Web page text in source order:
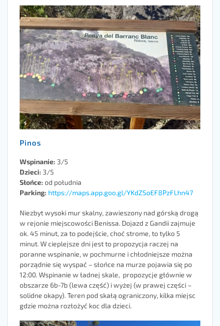
Pinos
Wspinanie: 3/5
Dzieci: 3/5
Słońce: od południa
Parking: https://maps.app.goo.gl/YKdZSoEF8PzFLhn47
Niezbyt wysoki mur skalny, zawieszony nad górską drogą
w rejonie miejscowości Benissa. Dojazd z Gandii zajmuje
ok. 45 minut, za to podejście, choć strome, to tylko 5
minut. W cieplejsze dni jest to propozycja raczej na
poranne wspinanie, w pochmurne i chłodniejsze można
porządnie się wyspać – słońce na murze pojawia się po
12:00. Wspinanie w ładnej skale, propozycje głównie w
obszarze 6b-7b (lewa część) i wyżej (w prawej części –
solidne okapy). Teren pod skałą ograniczony, kilka miejsc
gdzie można rozłożyć koc dla dzieci.